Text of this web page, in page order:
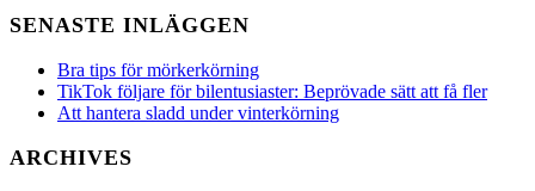
SENASTE INLÄGGEN
Bra tips för mörkerkörning
TikTok följare för bilentusiaster: Beprövade sätt att få fler
Att hantera sladd under vinterkörning
ARCHIVES